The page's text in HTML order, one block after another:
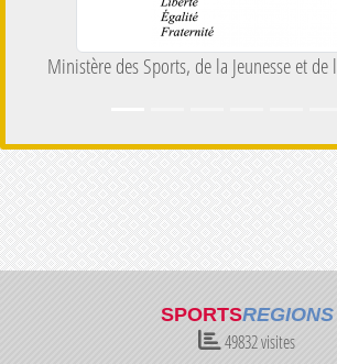
Ministère des Sports, de la Jeunesse et de
SPORTSREGIONS
49832visites